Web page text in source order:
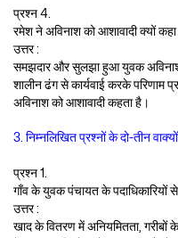
प्रश्न 4.
रमेश ने अविनाश को आशावादी क्यों
उत्तर :
समझदार और सुलझा हुआ युवक
शालीन ढंग से कार्यवाई करके परिणाम
अविनाश को आशावादी कहता है।
3. निम्नलिखित प्रश्नों के दो-तीन
प्रश्न 1.
गाँव के युवक पंचायत के पदाधिकारियों
उत्तर :
खाद के वितरण में अनियमितता, गरीबों